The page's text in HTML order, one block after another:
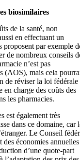
biosimilaires
de la santé, non
en effectuant un
par exemple
de nombreux conseils
n’est pas
(AOS), mais cela
de réviser la loi fédérale
charge des coûts des
les pharmacies.
est également très
dans ce domaine, car
Le Conseil
des économies annuelles
d’une quote-part